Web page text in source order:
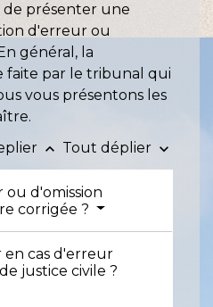
de présenter une
d'erreur ou
général, la
faite par le tribunal qui
vous présentons les
keyboard_arrow_up Tout déplier keyboard_arrow_down
d'omission
corrigée ?
en cas d'erreur
justice civile ?